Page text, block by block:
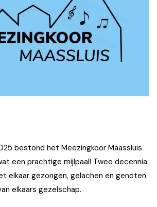
bestond het Meezingkoor Maassluis
een prachtige mijlpaal! Twee decennia
elkaar gezongen, gelachen en genoten
elkaars gezelschap.